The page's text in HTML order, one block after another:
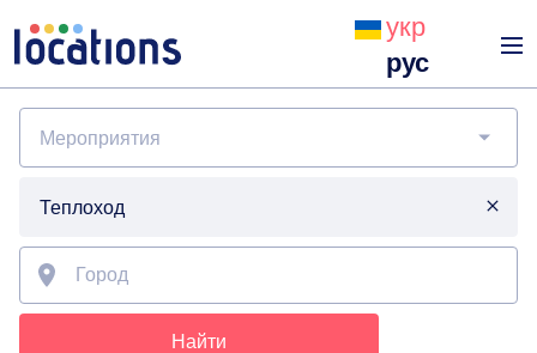
укр
рус
Мероприятия
Теплоход
Найти